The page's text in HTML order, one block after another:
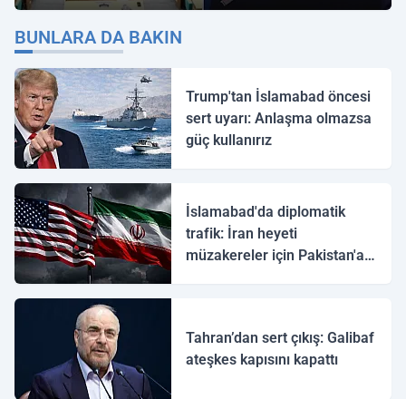
"İmamoğlu" Çıkışı!
BUNLARA DA BAKIN
Trump'tan İslamabad öncesi
sert uyarı: Anlaşma olmazsa
güç kullanırız
İslamabad'da diplomatik
trafik: İran heyeti
müzakereler için Pakistan'a
Tahran’dan sert çıkış: Galibaf
ateşkes kapısını kapattı